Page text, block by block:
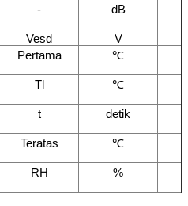
- dB
Vesd
V
Pertama ℃
Tl ℃
t detik
Teratas ℃
RH %